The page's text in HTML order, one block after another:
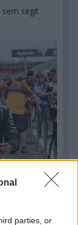
parties, or
segít